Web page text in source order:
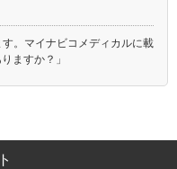
す。マイナビコメディカルに載
ますか？」